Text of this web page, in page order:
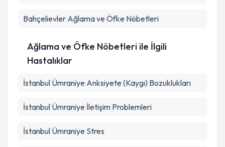
Bahçelievler Ağlama ve Öfke Nöbetleri
Ağlama ve Öfke Nöbetleri ile İlgili
Hastalıklar
İstanbul Ümraniye Anksiyete (Kaygı) Bozuklukları
İstanbul Ümraniye İletişim Problemleri
İstanbul Ümraniye Stres